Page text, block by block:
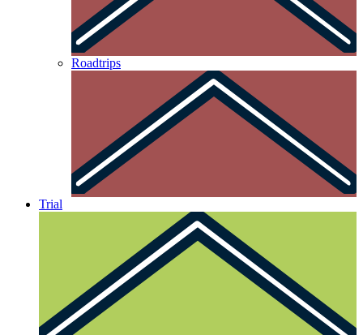
Roadtrips
Trial